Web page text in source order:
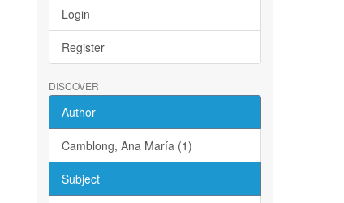
Login
Register
DISCOVER
Author
Camblong, Ana María (1)
Subject